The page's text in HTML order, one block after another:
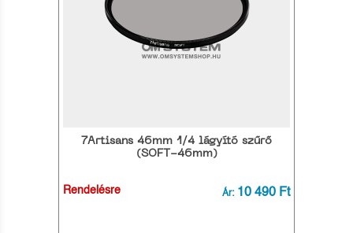
7Artisans 46mm 1/4 lágyító szűrő
(SOFT-46mm)
Rendelésre Ár: 10 490 Ft